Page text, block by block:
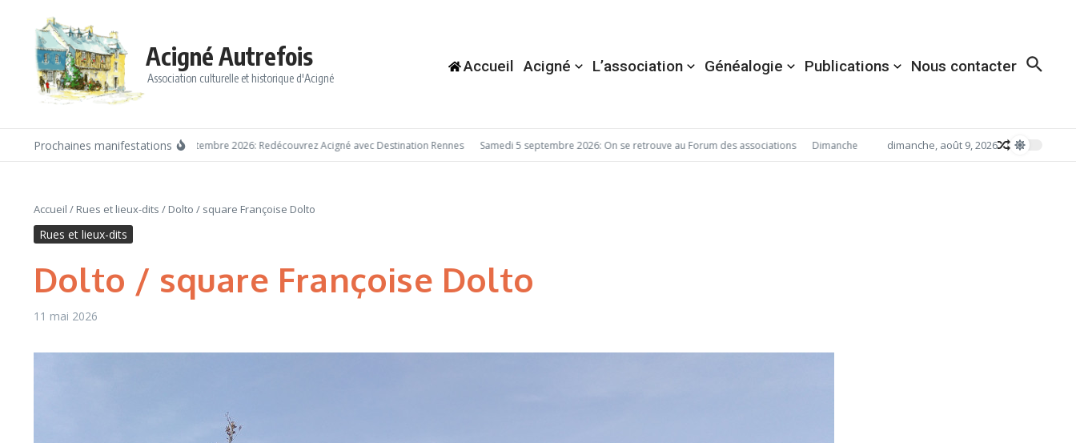
Acigné Autrefois
Association culturelle et historique d'Acigné
Accueil Acigné L’association Généalogie Publications Nous contacter
Prochaines manifestationsDimanche 6 septembre 2026: Redécouvrez Acigné avec Destination Rennes Samedi 5 septembre 2026: On se retrouve au Forum des associations Dimanche 6 septembre 2026: Redécouvrez Acigné avec
dimanche, août 9, 2026
Accueil / Rues et lieux-dits / Dolto / square Françoise Dolto
Rues et lieux-dits
Dolto / square Françoise Dolto
11 mai 2026